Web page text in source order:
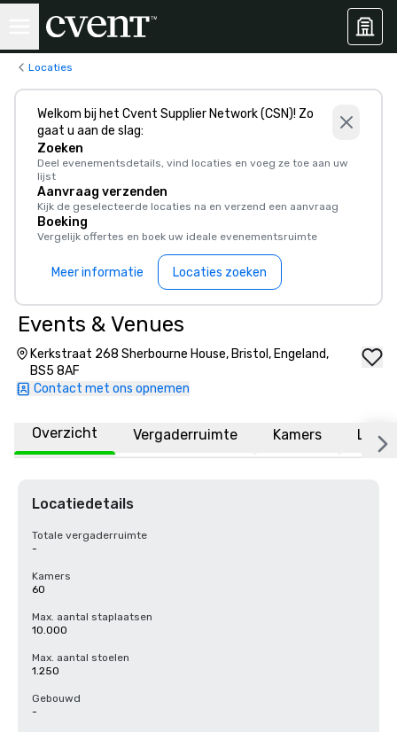
Locaties
Welkom bij het Cvent Supplier Network (CSN)! Zo
gaat u aan de slag:
Zoeken
Deel evenementsdetails, vind locaties en voeg ze toe aan uw
lijst
Aanvraag verzenden
Kijk de geselecteerde locaties na en verzend een aanvraag
Boeking
Vergelijk offertes en boek uw ideale evenementsruimte
Meer informatie Locaties zoeken
Events & Venues
Kerkstraat 268 Sherbourne House, Bristol, Engeland,
BS5 8AF
Contact met ons opnemen
Overzicht Vergaderruimte Kamers
Locatiedetails
Totale vergaderruimte
-
Kamers
60
Max. aantal staplaatsen
10.000
Max. aantal stoelen
1.250
Gebouwd
-